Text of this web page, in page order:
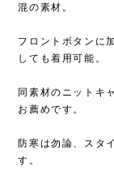
混の素材。
フロントボタンに
しても着用可能。
同素材のニットキ
お薦めです。
防寒は勿論、スタ
す。